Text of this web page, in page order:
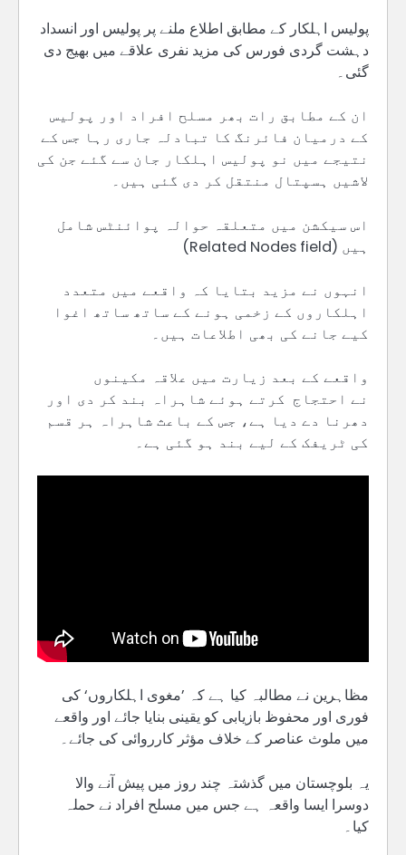
پولیس اہلکار کے مطابق اطلاع ملنے پر پولیس اور انسداد
دہشت گردی فورس کی مزید نفری علاقے میں بھیج دی
گئی۔
ان کے مطابق رات بھر مسلح افراد اور پولیس
کے درمیان فائرنگ کا تبادلہ جاری رہا جس کے
نتیجے میں نو پولیس اہلکار جان سے گئے جن کی
لاشیں ہسپتال منتقل کر دی گئی ہیں۔
اس سیکشن میں متعلقہ حوالہ پوائنٹس شامل
ہیں (Related Nodes field)
انہوں نے مزید بتایا کہ واقعے میں متعدد
اہلکاروں کے زخمی ہونے کے ساتھ ساتھ اغوا
کیے جانے کی بھی اطلاعات ہیں۔
واقعے کے بعد زیارت میں علاقہ مکینوں
نے احتجاج کرتے ہوئے شاہراہ بند کر دی اور
دھرنا دے دیا ہے، جس کے باعث شاہراہ ہر قسم
کی ٹریفک کے لیے بند ہو گئی ہے۔
مظاہرین نے مطالبہ کیا ہے کہ ’مغوی اہلکاروں‘ کی
فوری اور محفوظ بازیابی کو یقینی بنایا جائے اور واقعے
میں ملوث عناصر کے خلاف مؤثر کارروائی کی جائے۔
یہ بلوچستان میں گذشتہ چند روز میں پیش آنے والا
دوسرا ایسا واقعہ ہے جس میں مسلح افراد نے حملہ
کیا۔